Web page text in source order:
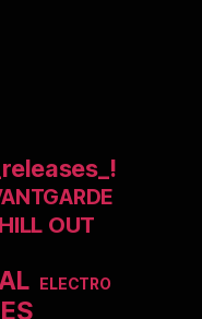
OUT
ELECTRO